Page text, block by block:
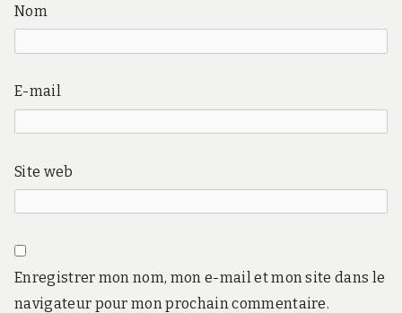
Nom
E-mail
Site web
Enregistrer mon nom, mon e-mail et mon site dans le
navigateur pour mon prochain commentaire.